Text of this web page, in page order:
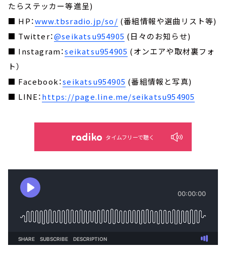
たらステッカー等進呈)
■ HP：www.tbsradio.jp/so/ (番組情報や選曲リスト等)
■ Twitter：@seikatsu954905 (日々のお知らせ)
■ Instagram：seikatsu954905 (オンエアや取材裏フォ
ト）
■ Facebook：seikatsu954905 (番組情報と写真)
■ LINE：https://page.line.me/seikatsu954905
タイムフリーで聴く